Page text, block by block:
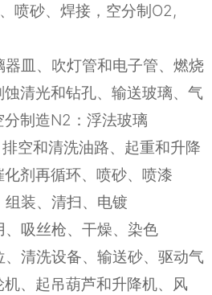
喷砂、焊接，空分制 O2,
器皿、吹灯管和电子管、燃烧
清光和钻孔、输送玻璃、气
分制造N2 ：浮法玻璃
空和清洗油路、起重和升降
剂再循环、喷砂、喷漆
组装、清扫、电镀
、吸丝枪、干燥、染色
清洗设备、输送砂、驱动气
、起吊葫芦和升降机、风